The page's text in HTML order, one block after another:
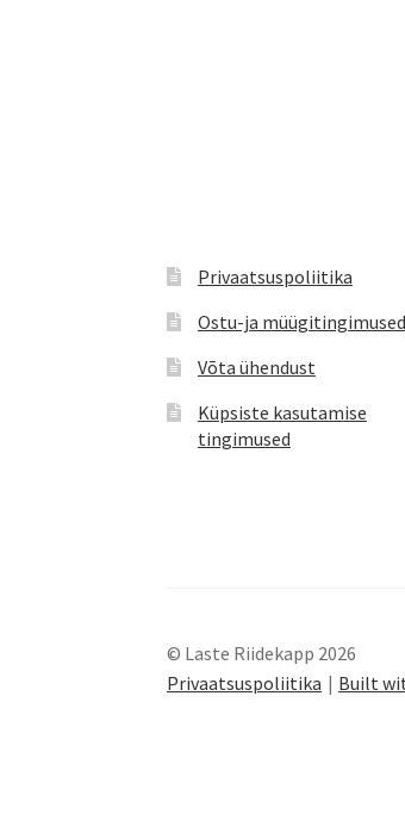
Privaatsuspoliitika
Ostu-ja müügitingimused
Võta ühendust
Küpsiste kasutamise
tingimused
© Laste Riidekapp 2026
Privaatsuspoliitika
Built